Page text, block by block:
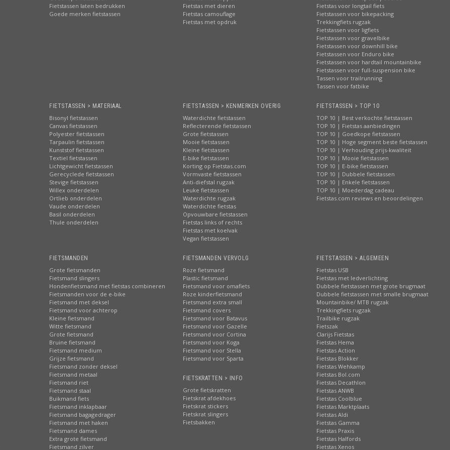
en modern, internationaal design
als aanvulling op de lederwaren. Er kwam samenwerking met partners. De eerste stappen over de grens
in de kern nog steeds het familiebedrijf van vroeger, met inmiddels alweer bijna de vierde generatie Burgers
label ‘New Looxs’ is er anno nu een brede collectie fietstassen. Met technisch design, oog voor
aspect als speerpunt. Tassen waarin u uw persoonlijke spullen eenvoudig op de fiets meeneemt. En
alle ritjes die uw fiets te bieden heeft; functioneel, recreatief, naar het werk of gezellig in stad of dorp.
Fietstassen laten bedrukken
Goede merken fietstassen
Fietstas met dieren
Fietstas camouflage
Fietstas met opdruk
Fietstas voor longtail fiets
Fietstassen voor bikepacking
Trekkingfiets rugzak
Fietstassen voor ligfiets
Fietstassen voor gravelbike
Fietstassen voor downhill bike
Fietstassen voor Enduro bike
Fietstassen voor hardtail mountainbike
Fietstassen voor full-suspension bike
Tassen voor trailrunning
Tassen voor fatbike
FIETSTASSEN > MATERIAAL
Bisonyl fietstassen
Canvas fietstassen
Polyester fietstassen
Tarpaulin fietstassen
Kunststof fietstassen
Textiel fietstassen
Lichtgewicht fietstassen
Gerecyclede fietstassen
Stevige fietstassen
Willex onderdelen
Ortlieb onderdelen
Vaude onderdelen
Basil onderdelen
Thule onderdelen
FIETSTASSEN > KENMERKEN OVERIG
Waterdichte fietstassen
Reflecterende fietstassen
Grote fietstassen
Mooie fietstassen
Kleine fietstassen
E-bike fietstassen
Korting op Fietstas.com
Vormvaste fietstassen
Anti-diefstal rugzak
Leuke fietstassen
Waterdichte rugzak
Waterdichte fietstas
Opvouwbare fietstassen
Fietstas links of rechts
Fietstas met koelvak
Vegan fietstassen
FIETSTASSEN > TOP 10
TOP 10 | Best verkochte fietstassen
TOP 10 | Fietstas aanbiedingen
TOP 10 | Goedkope fietstassen
TOP 10 | Hoge segment beste fietstassen
TOP 10 | Verhouding prijs-kwaliteit
TOP 10 | Mooie fietstassen
TOP 10 | E-bike fietstassen
TOP 10 | Dubbele fietstassen
TOP 10 | Enkele fietstassen
TOP 10 | Moederdag cadeau
Fietstas.com reviews en beoordelingen
FIETSMANDEN
Grote fietsmanden
Fietsmand slingers
Hondenfietsmand met fietstas combineren
Fietsmanden voor de e-bike
Fietsmand met deksel
Fietsmand voor achterop
Kleine fietsmand
Witte fietsmand
Grote fietsmand
Bruine fietsmand
Fietsmand medium
Grijze fietsmand
Fietsmand zonder deksel
Fietsmand metaal
Fietsmand riet
Fietsmand staal
Buikmand fiets
Fietsmand inklapbaar
Fietsmand bagagedrager
Fietsmand met haken
Fietsmand dames
Extra grote fietsmand
Fietsmand zilver
FIETSMANDEN VERVOLG
Roze fietsmand
Plastic fietsmand
Fietsmand voor omafiets
Roze kinderfietsmand
Fietsmand extra small
Fietsmand covers
Fietsmand voor Batavus
Fietsmand voor Gazelle
Fietsmand voor Cortina
Fietsmand voor Koga
Fietsmand voor Stella
Fietsmand voor Sparta
FIETSKRATTEN > INFO
Grote fietskratten
Fietskrat afdekhoes
Fietskrat stickers
Fietskrat slingers
Fietsbakken
FIETSTASSEN > ALGEMEEN
Fietstas USB
Fietstas met ledverlichting
Dubbele fietstassen met grote brugmaat
Dubbele fietstassen met smalle brugmaat
Mountainbike/ MTB rugzak
Trekkingfiets rugzak
Trailbike rugzak
Fietszak
Clarijs Fietstas
Fietstas Hema
Fietstas Action
Fietstas Blokker
Fietstas Wehkamp
Fietstas Bol.com
Fietstas Decathlon
Fietstas ANWB
Fietstas Coolblue
Fietstas Marktplaats
Fietstas Aldi
Fietstas Gamma
Fietstas Praxis
Fietstas Halfords
Fietstas Xenos